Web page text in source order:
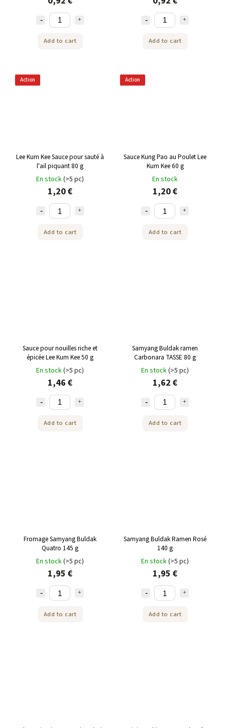
Add to cart Add to cart
Action
Lee Kum Kee Sauce pour sauté à
l'ail piquant 80 g
En stock(>5 pc)
1,20 €
Add to cart
Action
Sauce Kung Pao au Poulet Lee
Kum Kee 60 g
En stock
1,20 €
Add to cart
Sauce pour nouilles riche et
épicée Lee Kum Kee 50 g
En stock(>5 pc)
1,46 €
Add to cart
Samyang Buldak ramen
Carbonara TASSE 80 g
En stock(>5 pc)
1,62 €
Add to cart
Fromage Samyang Buldak
Quatro 145 g
En stock(>5 pc)
1,95 €
Add to cart
Samyang Buldak Ramen Rosé
140 g
En stock(>5 pc)
1,95 €
Add to cart